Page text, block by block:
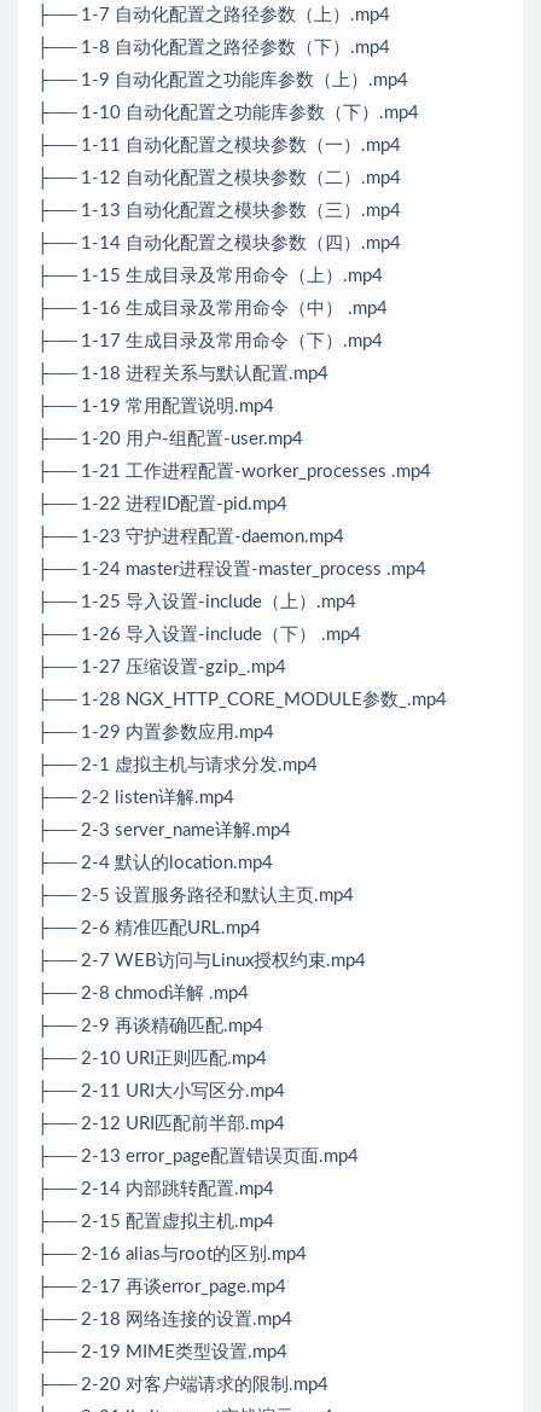
├── 1-7 自动化配置之路径参数（上）.mp4
├── 1-8 自动化配置之路径参数（下）.mp4
├── 1-9 自动化配置之功能库参数（上）.mp4
├── 1-10 自动化配置之功能库参数（下）.mp4
├── 1-11 自动化配置之模块参数（一）.mp4
├── 1-12 自动化配置之模块参数（二）.mp4
├── 1-13 自动化配置之模块参数（三）.mp4
├── 1-14 自动化配置之模块参数（四）.mp4
├── 1-15 生成目录及常用命令（上）.mp4
├── 1-16 生成目录及常用命令（中） .mp4
├── 1-17 生成目录及常用命令（下）.mp4
├── 1-18 进程关系与默认配置.mp4
├── 1-19 常用配置说明.mp4
├── 1-20 用户-组配置-user.mp4
├── 1-21 工作进程配置-worker_processes .mp4
├── 1-22 进程ID配置-pid.mp4
├── 1-23 守护进程配置-daemon.mp4
├── 1-24 master进程设置-master_process .mp4
├── 1-25 导入设置-include（上）.mp4
├── 1-26 导入设置-include（下） .mp4
├── 1-27 压缩设置-gzip_.mp4
├── 1-28 NGX_HTTP_CORE_MODULE参数_.mp4
├── 1-29 内置参数应用.mp4
├── 2-1 虚拟主机与请求分发.mp4
├── 2-2 listen详解.mp4
├── 2-3 server_name详解.mp4
├── 2-4 默认的location.mp4
├── 2-5 设置服务路径和默认主页.mp4
├── 2-6 精准匹配URL.mp4
├── 2-7 WEB访问与Linux授权约束.mp4
├── 2-8 chmod详解 .mp4
├── 2-9 再谈精确匹配.mp4
├── 2-10 URI正则匹配.mp4
├── 2-11 URI大小写区分.mp4
├── 2-12 URI匹配前半部.mp4
├── 2-13 error_page配置错误页面.mp4
├── 2-14 内部跳转配置.mp4
├── 2-15 配置虚拟主机.mp4
├── 2-16 alias与root的区别.mp4
├── 2-17 再谈error_page.mp4
├── 2-18 网络连接的设置.mp4
├── 2-19 MIME类型设置.mp4
├── 2-20 对客户端请求的限制.mp4